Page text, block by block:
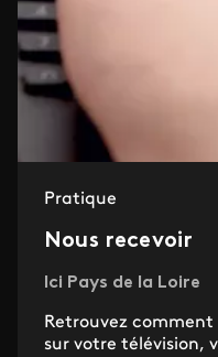
Pratique
Nous recevoir
Ici Pays de la Loire
Retrouvez comment
sur votre télévision,